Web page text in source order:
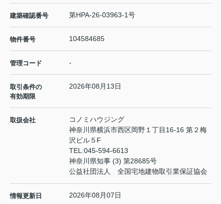
建築確認番号 第HPA-26-03963-1号
物件番号 104584685
管理コード -
取引条件の
有効期限
2026年08月13日
取扱会社
コノミハウジング
神奈川県横浜市西区岡野１丁目16-16 第２梅
沢ビル５F
TEL:045-594-6613
神奈川県知事 (3) 第28685号
公益社団法人 全国宅地建物取引業保証協会
情報更新日 2026年08月07日